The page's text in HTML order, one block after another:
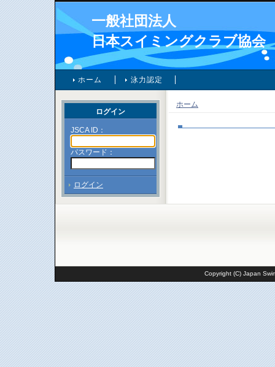
一般社団法人
日本スイミングクラブ協会
ホーム 泳力認定
ホーム
ログイン
JSCA ID：
パスワード：
ログイン
Copyright (C) Japan